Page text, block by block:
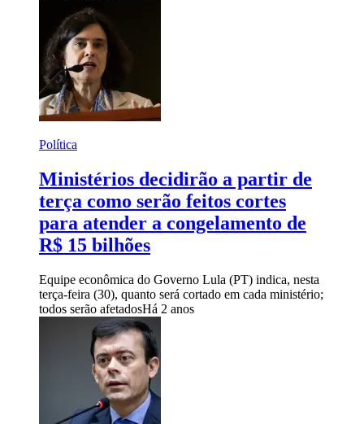
Política
Ministérios decidirão a partir de
terça como serão feitos cortes
para atender a congelamento de
R$ 15 bilhões
Equipe econômica do Governo Lula (PT) indica, nesta
terça-feira (30), quanto será cortado em cada ministério;
todos serão afetadosHá 2 anos